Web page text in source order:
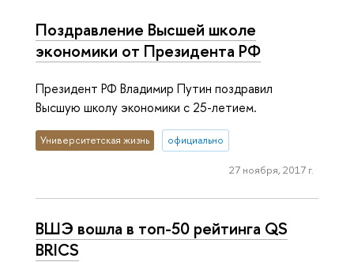
Поздравление Высшей школе
экономики от Президента РФ
Президент РФ Владимир Путин поздравил
Высшую школу экономики с 25-летием.
Университетская жизнь официально
27 ноября, 2017 г.
ВШЭ вошла в топ-50 рейтинга QS
BRICS